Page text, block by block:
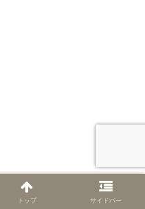
トップ サイドバー